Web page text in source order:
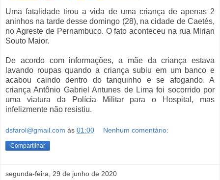
Uma fatalidade tirou a vida de uma criança de apenas 2
aninhos na tarde desse domingo (28), na cidade de Caetés,
no Agreste de Pernambuco. O fato aconteceu na rua Mirian
Souto Maior.
De acordo com informações, a mãe da criança estava
lavando roupas quando a criança subiu em um banco e
acabou caindo dentro do tanquinho e se afogando. A
criança Antônio Gabriel Antunes de Lima foi socorrido por
uma viatura da Polícia Militar para o Hospital, mas
infelizmente não resistiu.
dsfarol@gmail.com às 01:00 Nenhum comentário:
Compartilhar
segunda-feira, 29 de junho de 2020